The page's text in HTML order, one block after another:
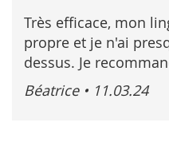
Très efficace, mon
propre et je n'ai
dessus. Je
Béatrice • 11.03.24